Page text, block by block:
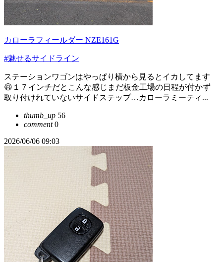
カローラフィールダー NZE161G
#魅せるサイドライン
ステーションワゴンはやっぱり横から見るとイカしてます
😆１７インチだとこんな感じまだ板金工場の日程が付かず
取り付けれていないサイドステップ…カローラミーティ...
thumb_up 56
comment0
2026/06/06 09:03